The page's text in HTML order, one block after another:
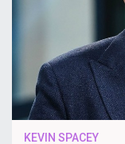
KEVIN SPACEY